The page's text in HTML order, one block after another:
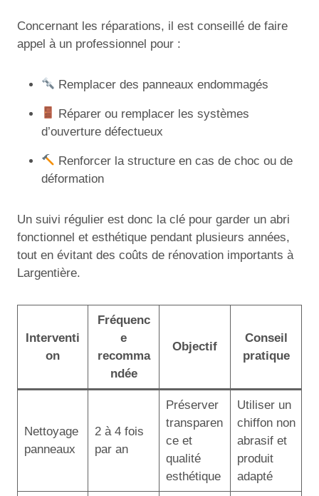
Concernant les réparations, il est conseillé de faire
appel à un professionnel pour :
Remplacer des panneaux endommagés
Réparer ou remplacer les systèmes
d’ouverture défectueux
Renforcer la structure en cas de choc ou de
déformation
Un suivi régulier est donc la clé pour garder un abri
fonctionnel et esthétique pendant plusieurs années,
tout en évitant des coûts de rénovation importants à
Largentière.
Interventi
on
Fréquenc
e
recomma
ndée
Objectif
Conseil
pratique
Nettoyage
panneaux
2 à 4 fois
par an
Préserver
transparen
ce et
qualité
esthétique
Utiliser un
chiffon non
abrasif et
produit
adapté